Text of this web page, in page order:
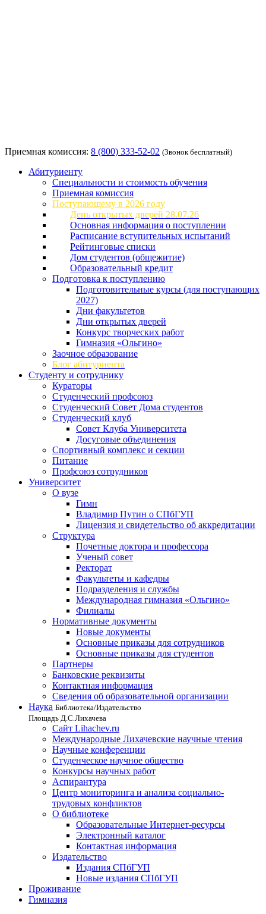
Приемная комиссия: 8 (800) 333-52-02 (Звонок бесплатный)
Абитуриенту
Специальности и стоимость обучения
Приемная комиссия
Поступающему в 2026 году
День открытых дверей 28.07.26
Основная информация о поступлении
Расписание вступительных испытаний
Рейтинговые списки
Дом студентов (общежитие)
Образовательный кредит
Подготовка к поступлению
Подготовительные курсы (для поступающих
2027)
Дни факультетов
Дни открытых дверей
Конкурс творческих работ
Гимназия «Ольгино»
Заочное образование
Блог абитуриента
Студенту и сотруднику
Кураторы
Студенческий профсоюз
Студенческий Совет Дома студентов
Студенческий клуб
Совет Клуба Университета
Досуговые объединения
Спортивный комплекс и секции
Питание
Профсоюз сотрудников
Университет
О вузе
Гимн
Владимир Путин о СПбГУП
Лицензия и свидетельство об аккредитации
Структура
Почетные доктора и профессора
Ученый совет
Ректорат
Факультеты и кафедры
Подразделения и службы
Международная гимназия «Ольгино»
Филиалы
Нормативные документы
Новые документы
Основные приказы для сотрудников
Основные приказы для студентов
Партнеры
Банковские реквизиты
Контактная информация
Сведения об образовательной организации
Наука Библиотека/Издательство
Площадь Д.С.Лихачева
Сайт Lihachev.ru
Международные Лихачевские научные чтения
Научные конференции
Студенческое научное общество
Конкурсы научных работ
Аспирантура
Центр мониторинга и анализа социально-
трудовых конфликтов
О библиотеке
Образовательные Интернет-ресурсы
Электронный каталог
Контактная информация
Издательство
Издания СПбГУП
Новые издания СПбГУП
Проживание
Гимназия